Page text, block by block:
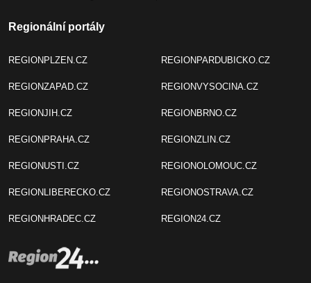
Regionální portály
REGIONPLZEN.CZ
REGIONZAPAD.CZ
REGIONJIH.CZ
REGIONPRAHA.CZ
REGIONUSTI.CZ
REGIONLIBERECKO.CZ
REGIONHRADEC.CZ
REGIONPARDUBICKO.CZ
REGIONVYSOCINA.CZ
REGIONBRNO.CZ
REGIONZLIN.CZ
REGIONOLOMOUC.CZ
REGIONOSTRAVA.CZ
REGION24.CZ